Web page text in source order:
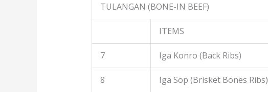
TULANGAN (BONE-IN BEEF)
ITEMS
7 Iga Konro (Back Ribs)
8 Iga Sop (Brisket Bones Ribs)